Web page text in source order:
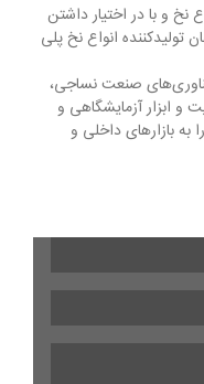
انواع نخ و با در اختیار داشتن
تولیدکننده انواع نخ پلی
صنعت نساجی،
ابزار آزمایشگاهی و
به بازارهای داخلی و